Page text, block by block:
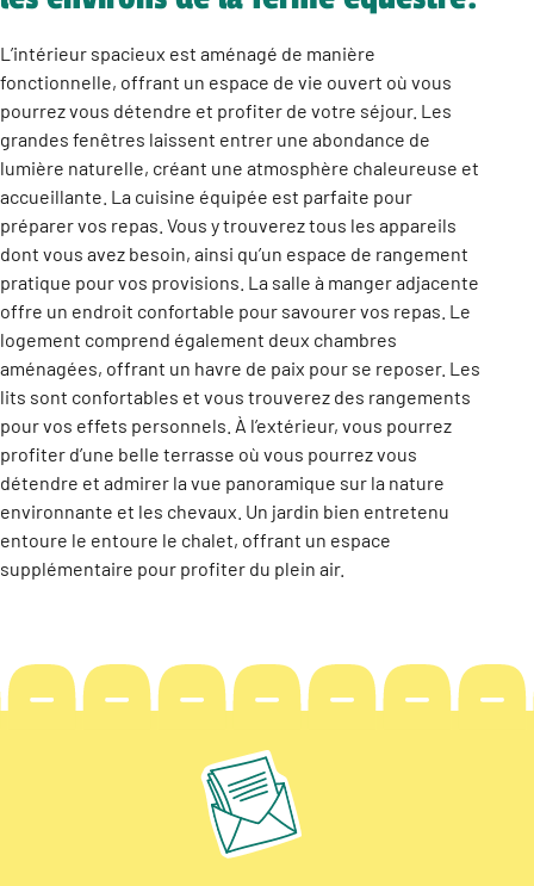
L’intérieur spacieux est aménagé de manière
fonctionnelle, offrant un espace de vie ouvert où vous
pourrez vous détendre et profiter de votre séjour. Les
grandes fenêtres laissent entrer une abondance de
lumière naturelle, créant une atmosphère chaleureuse et
accueillante. La cuisine équipée est parfaite pour
préparer vos repas. Vous y trouverez tous les appareils
dont vous avez besoin, ainsi qu’un espace de rangement
pratique pour vos provisions. La salle à manger adjacente
offre un endroit confortable pour savourer vos repas. Le
logement comprend également deux chambres
aménagées, offrant un havre de paix pour se reposer. Les
lits sont confortables et vous trouverez des rangements
pour vos effets personnels. À l’extérieur, vous pourrez
profiter d’une belle terrasse où vous pourrez vous
détendre et admirer la vue panoramique sur la nature
environnante et les chevaux. Un jardin bien entretenu
entoure le entoure le chalet, offrant un espace
supplémentaire pour profiter du plein air.